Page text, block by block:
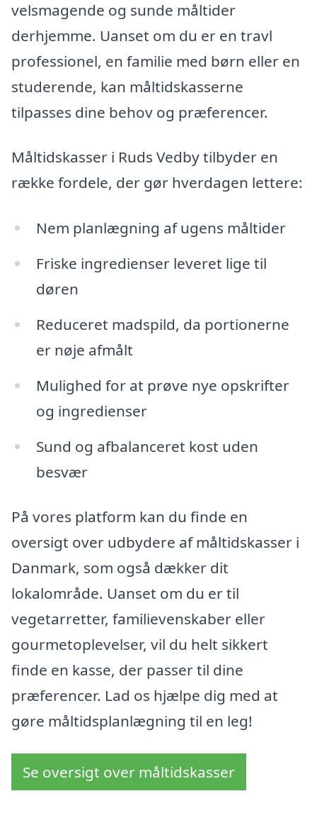
velsmagende og sunde måltider
derhjemme. Uanset om du er en travl
professionel, en familie med børn eller en
studerende, kan måltidskasserne
tilpasses dine behov og præferencer.
Måltidskasser i Ruds Vedby tilbyder en
række fordele, der gør hverdagen lettere:
Nem planlægning af ugens måltider
Friske ingredienser leveret lige til
døren
Reduceret madspild, da portionerne
er nøje afmålt
Mulighed for at prøve nye opskrifter
og ingredienser
Sund og afbalanceret kost uden
besvær
På vores platform kan du finde en
oversigt over udbydere af måltidskasser i
Danmark, som også dækker dit
lokalområde. Uanset om du er til
vegetarretter, familievenskaber eller
gourmetoplevelser, vil du helt sikkert
finde en kasse, der passer til dine
præferencer. Lad os hjælpe dig med at
gøre måltidsplanlægning til en leg!
Se oversigt over måltidskasser